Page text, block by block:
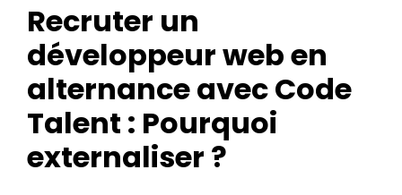
Recruter un
développeur web en
alternance avec Code
Talent : Pourquoi
externaliser ?